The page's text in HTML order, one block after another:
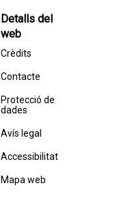
Detalls del
web
Crèdits
Contacte
Protecció de
dades
Avís legal
Accessibilitat
Mapa web